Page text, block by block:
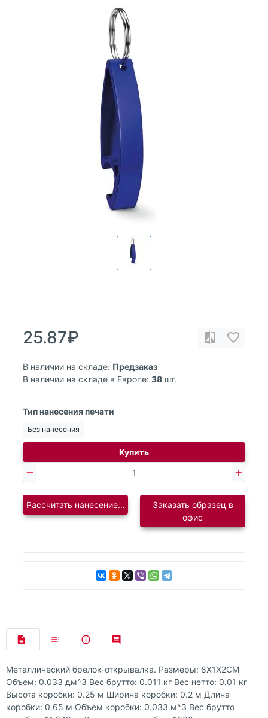
25.87₽
В наличии на складе: Предзаказ
В наличии на складе в Европе: 38 шт.
Тип нанесения печати
Без нанесения
Купить
Рассчитать нанесение логотипаЗаказать образец в
офис
Металлический брелок-открывалка. Размеры: 8X1X2CM
Объем: 0.033 дм^3 Вес брутто: 0.011 кг Вес нетто: 0.01 кг
Высота коробки: 0.25 м Ширина коробки: 0.2 м Длина
коробки: 0.65 м Объем коробки: 0.033 м^3 Вес брутто